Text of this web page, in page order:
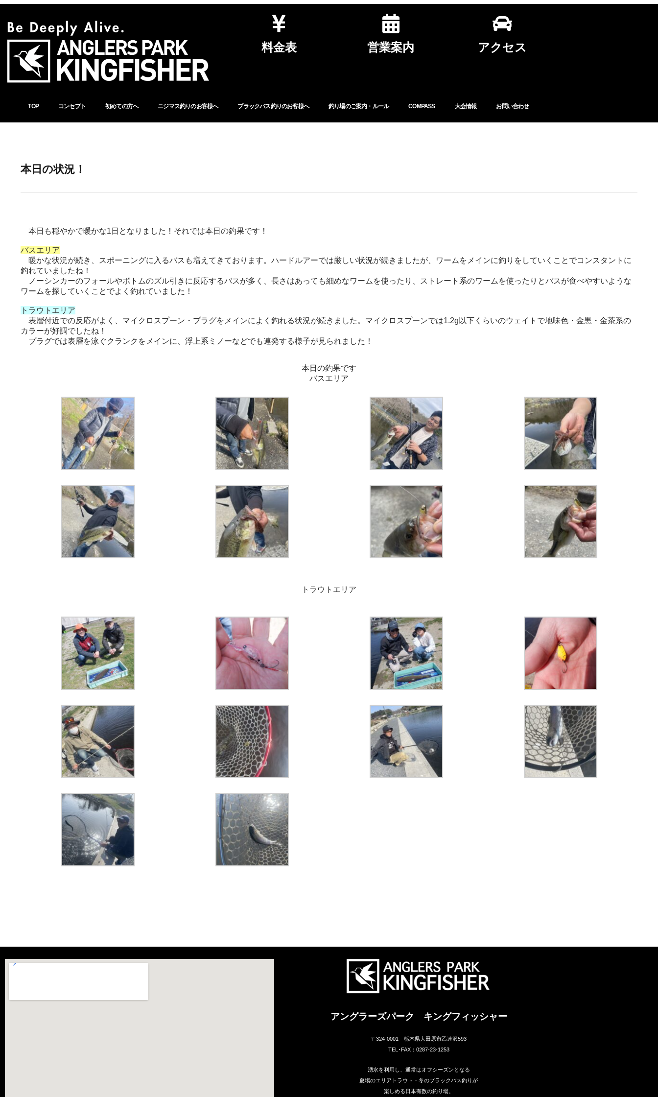
料金表 営業案内 アクセス
TOP コンセプト 初めての方へ ニジマス釣りのお客様へ ブラックバス釣りのお客様へ 釣り場のご案内・ルール COMPASS 大会情報 お問い合わせ
本日の状況！
本日も穏やかで暖かな1日となりました！それでは本日の釣果です！
バスエリア
暖かな状況が続き、スポーニングに入るバスも増えてきております。ハードルアーでは厳しい状況が続きましたが、ワームをメインに釣りをしていくことでコンスタントに
釣れていましたね！
ノーシンカーのフォールやボトムのズル引きに反応するバスが多く、長さはあっても細めなワームを使ったり、ストレート系のワームを使ったりとバスが食べやすいような
ワームを探していくことでよく釣れていました！
トラウトエリア
表層付近での反応がよく、マイクロスプーン・プラグをメインによく釣れる状況が続きました。マイクロスプーンでは1.2g以下くらいのウェイトで地味色・金黒・金茶系の
カラーが好調でしたね！
プラグでは表層を泳ぐクランクをメインに、浮上系ミノーなどでも連発する様子が見られました！
本日の釣果です
バスエリア
トラウトエリア
アングラーズパーク キングフィッシャー
〒324-0001 栃木県大田原市乙連沢593
TEL･FAX：0287-23-1253
湧水を利用し、通常はオフシーズンとなる
夏場のエリアトラウト・冬のブラックバス釣りが
楽しめる日本有数の釣り場。